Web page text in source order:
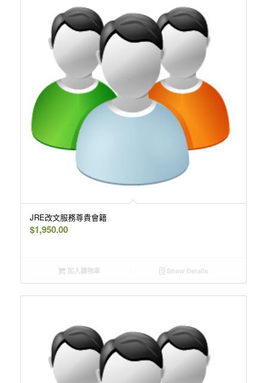
JRE改文服務尊貴會籍
$1,950.00
加入購物車 Show Details